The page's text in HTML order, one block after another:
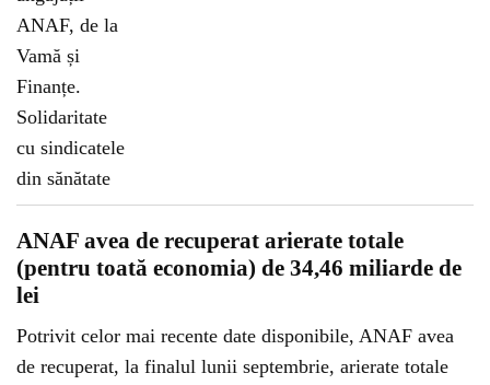
ANAF avea de recuperat arierate totale
(pentru toată economia) de 34,46 miliarde de
lei
Potrivit celor mai recente date disponibile, ANAF avea
de recuperat, la finalul lunii septembrie, arierate totale